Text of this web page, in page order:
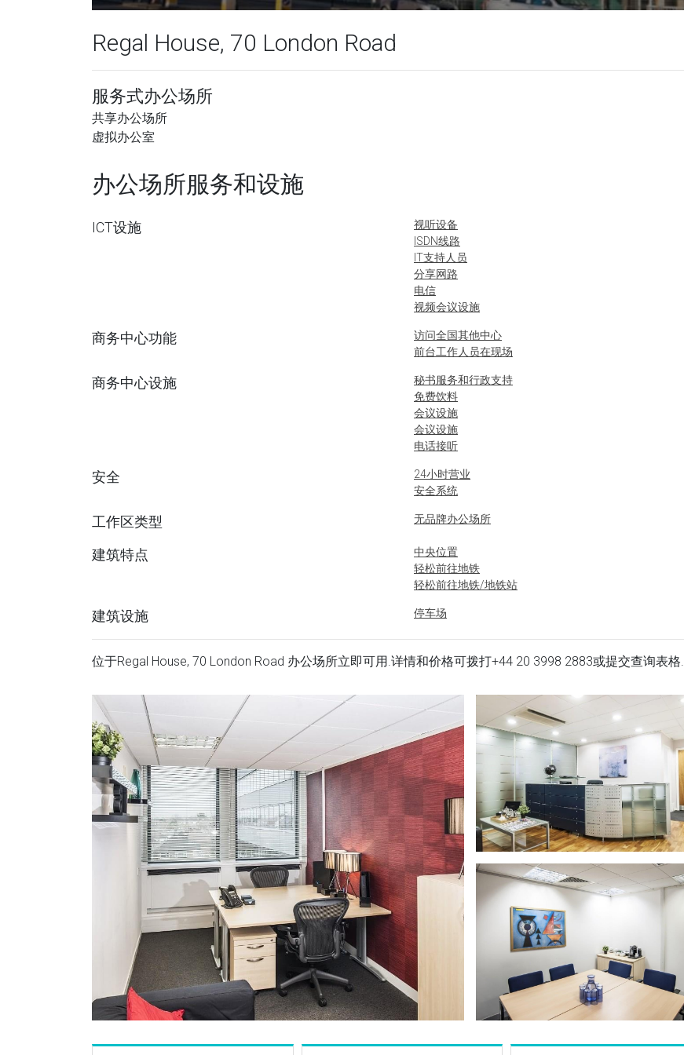
Regal House, 70 London Road
服务式办公场所
共享办公场所
虚拟办公室
办公场所服务和设施
ICT设施
视听设备
ISDN线路
IT支持人员
分享网路
电信
视频会议设施
商务中心功能
访问全国其他中心
前台工作人员在现场
商务中心设施
秘书服务和行政支持
免费饮料
会议设施
会议设施
电话接听
安全
24小时营业
安全系统
工作区类型 无品牌办公场所
建筑特点
中央位置
轻松前往地铁
轻松前往地铁/地铁站
建筑设施 停车场
位于Regal House, 70 London Road 办公场所立即可用.详情和价格可拨打+44 20 3998 2883或提交查询表格.